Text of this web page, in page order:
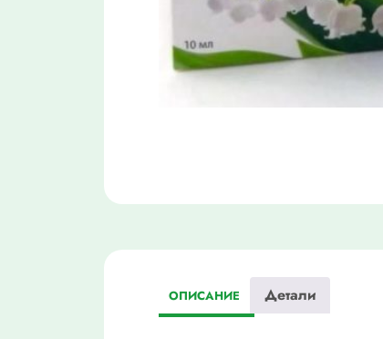
ОПИСАНИЕ Детали